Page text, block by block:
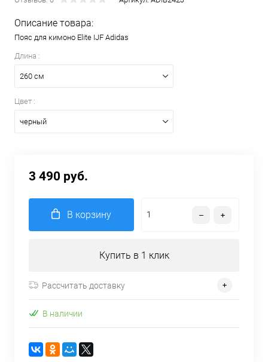
Описание товара:
Пояс для кимоно Elite IJF Adidas
Длина :
260 см
Цвет :
черный
3 490 руб.
В корзину
Купить в 1 клик
Рассчитать доставку
В наличии